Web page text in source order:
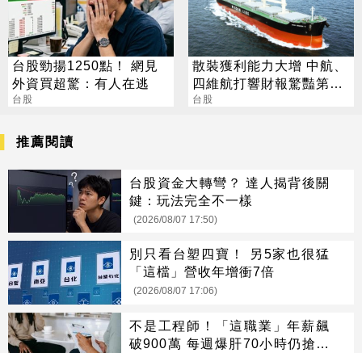
台股勁揚1250點！ 網見
外資買超驚：有人在逃
台股
散裝獲利能力大增 中航、
四維航打響財報驚豔第一
炮
台股
推薦閱讀
台股資金大轉彎？ 達人揭背後關
鍵：玩法完全不一樣
(2026/08/07 17:50)
別只看台塑四寶！ 另5家也很猛
「這檔」營收年增衝7倍
(2026/08/07 17:06)
不是工程師！「這職業」年薪飆
破900萬 每週爆肝70小時仍搶破